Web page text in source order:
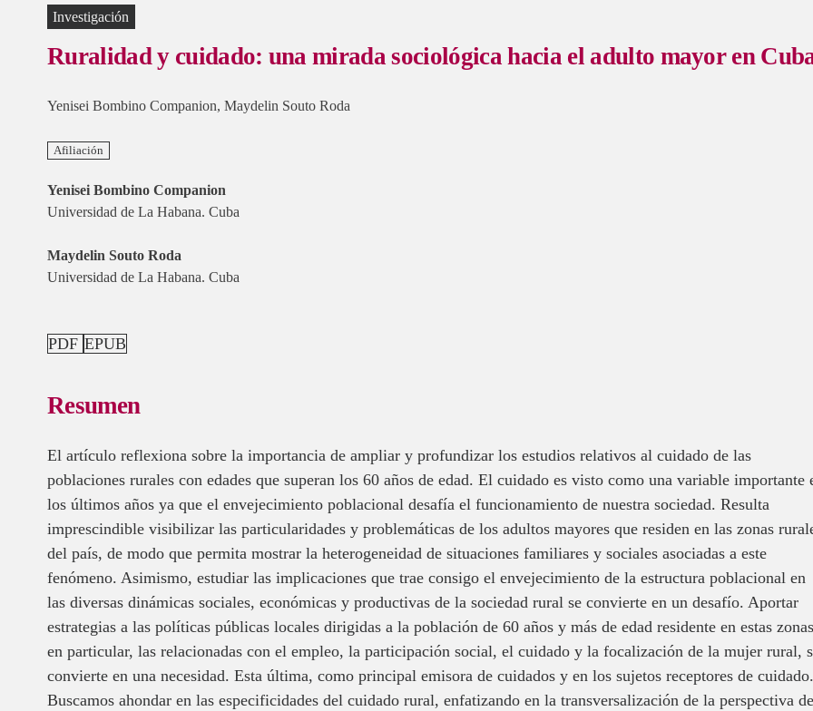
Investigación
Ruralidad y cuidado: una mirada sociológica hacia el adulto mayor en
Yenisei Bombino Companion, Maydelin Souto Roda
Afiliación
Yenisei Bombino Companion
Universidad de La Habana. Cuba
Maydelin Souto Roda
Universidad de La Habana. Cuba
PDF EPUB
Resumen
El artículo reflexiona sobre la importancia de ampliar y profundizar los estudios relativos al cuidado de las
poblaciones rurales con edades que superan los 60 años de edad. El cuidado es visto como una variable importante
los últimos años ya que el envejecimiento poblacional desafía el funcionamiento de nuestra sociedad. Resulta
imprescindible visibilizar las particularidades y problemáticas de los adultos mayores que residen en las zonas
del país, de modo que permita mostrar la heterogeneidad de situaciones familiares y sociales asociadas a este
fenómeno. Asimismo, estudiar las implicaciones que trae consigo el envejecimiento de la estructura poblacional en
las diversas dinámicas sociales, económicas y productivas de la sociedad rural se convierte en un desafío. Aportar
estrategias a las políticas públicas locales dirigidas a la población de 60 años y más de edad residente en estas
en particular, las relacionadas con el empleo, la participación social, el cuidado y la focalización de la mujer rural,
convierte en una necesidad. Esta última, como principal emisora de cuidados y en los sujetos receptores de cuidado.
Buscamos ahondar en las especificidades del cuidado rural, enfatizando en la transversalización de la perspectiva de